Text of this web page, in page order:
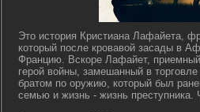
Это история Кристиана Лафайета,
который после кровавой засады в
Францию. Вскоре Лафайет,
герой войны, замешанный в
братом по оружию, который был
семью и жизнь - жизнь преступника.